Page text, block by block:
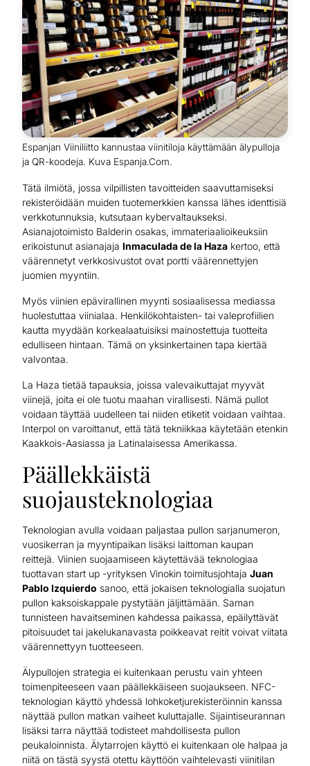
Espanjan Viiniliitto kannustaa viinitiloja käyttämään älypulloja
ja QR-koodeja. Kuva Espanja.Com.
Tätä ilmiötä, jossa vilpillisten tavoitteiden saavuttamiseksi
rekisteröidään muiden tuotemerkkien kanssa lähes identtisiä
verkkotunnuksia, kutsutaan kybervaltaukseksi.
Asianajotoimisto Balderin osakas, immateriaalioikeuksiin
erikoistunut asianajaja Inmaculada de la Haza kertoo, että
väärennetyt verkkosivustot ovat portti väärennettyjen
juomien myyntiin.
Myös viinien epävirallinen myynti sosiaalisessa mediassa
huolestuttaa viinialaa. Henkilökohtaisten- tai valeprofiilien
kautta myydään korkealaatuisiksi mainostettuja tuotteita
edulliseen hintaan. Tämä on yksinkertainen tapa kiertää
valvontaa.
La Haza tietää tapauksia, joissa valevaikuttajat myyvät
viinejä, joita ei ole tuotu maahan virallisesti. Nämä pullot
voidaan täyttää uudelleen tai niiden etiketit voidaan vaihtaa.
Interpol on varoittanut, että tätä tekniikkaa käytetään etenkin
Kaakkois-Aasiassa ja Latinalaisessa Amerikassa.
Päällekkäistä
suojausteknologiaa
Teknologian avulla voidaan paljastaa pullon sarjanumeron,
vuosikerran ja myyntipaikan lisäksi laittoman kaupan
reittejä. Viinien suojaamiseen käytettävää teknologiaa
tuottavan start up -yrityksen Vinokin toimitusjohtaja Juan
Pablo Izquierdo sanoo, että jokaisen teknologialla suojatun
pullon kaksoiskappale pystytään jäljittämään. Saman
tunnisteen havaitseminen kahdessa paikassa, epäilyttävät
pitoisuudet tai jakelukanavasta poikkeavat reitit voivat viitata
väärennettyyn tuotteeseen.
Älypullojen strategia ei kuitenkaan perustu vain yhteen
toimenpiteeseen vaan päällekkäiseen suojaukseen. NFC-
teknologian käyttö yhdessä lohkoketjurekisteröinnin kanssa
näyttää pullon matkan vaiheet kuluttajalle. Sijaintiseurannan
lisäksi tarra näyttää todisteet mahdollisesta pullon
peukaloinnista. Älytarrojen käyttö ei kuitenkaan ole halpaa ja
niitä on tästä syystä otettu käyttöön vaihtelevasti viinitilan